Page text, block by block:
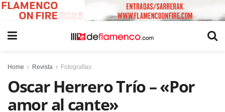
Home Revista Fotografías
Oscar Herrero Trío – «Por
amor al cante»